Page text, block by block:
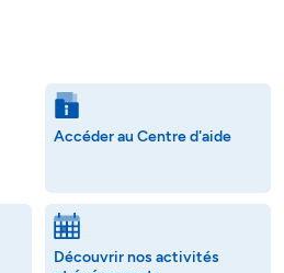
Accéder au Centre d'aide
Découvrir nos activités